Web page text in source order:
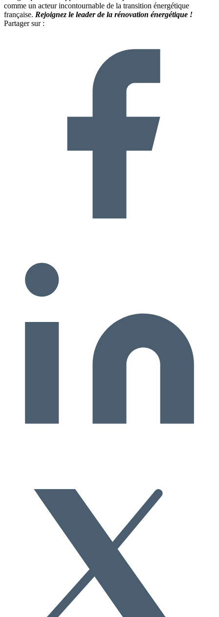
comme un acteur incontournable de la transition énergétique
française. Rejoignez le leader de la rénovation énergétique !
Partager sur :